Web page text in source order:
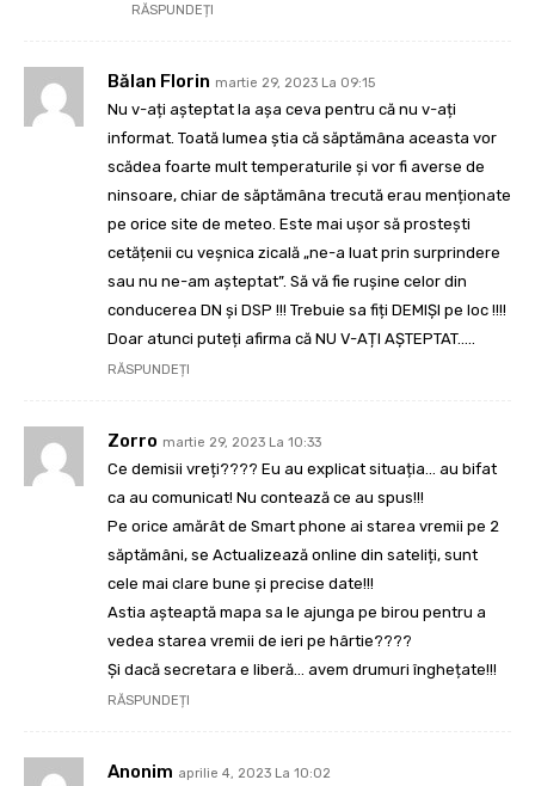
RĂSPUNDEȚI
Bălan Florin martie 29, 2023 La 09:15
Nu v-ați așteptat la așa ceva pentru că nu v-ați
informat. Toată lumea știa că săptămâna aceasta vor
scădea foarte mult temperaturile și vor fi averse de
ninsoare, chiar de săptămâna trecută erau menționate
pe orice site de meteo. Este mai ușor să prostești
cetățenii cu veșnica zicală „ne-a luat prin surprindere
sau nu ne-am așteptat”. Să vă fie rușine celor din
conducerea DN și DSP !!! Trebuie sa fiți DEMIȘI pe loc !!!!
Doar atunci puteți afirma că NU V-AȚI AȘTEPTAT…..
RĂSPUNDEȚI
Zorro martie 29, 2023 La 10:33
Ce demisii vreți???? Eu au explicat situația… au bifat
ca au comunicat! Nu contează ce au spus!!!
Pe orice amărât de Smart phone ai starea vremii pe 2
săptămâni, se Actualizează online din sateliți, sunt
cele mai clare bune și precise date!!!
Astia așteaptă mapa sa le ajunga pe birou pentru a
vedea starea vremii de ieri pe hârtie????
Și dacă secretara e liberă… avem drumuri înghețate!!!
RĂSPUNDEȚI
Anonim aprilie 4, 2023 La 10:02